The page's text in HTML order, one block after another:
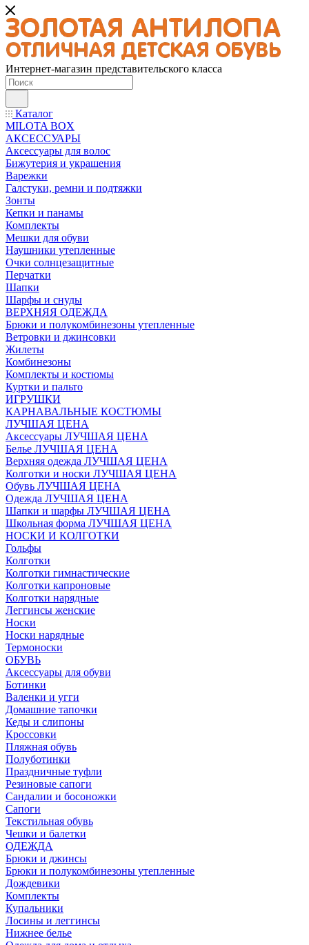
Интернет-магазин представительского класса
Каталог
MILOTA BOX
АКСЕССУАРЫ
Аксессуары для волос
Бижутерия и украшения
Варежки
Галстуки, ремни и подтяжки
Зонты
Кепки и панамы
Комплекты
Мешки для обуви
Наушники утепленные
Очки солнцезащитные
Перчатки
Шапки
Шарфы и снуды
ВЕРХНЯЯ ОДЕЖДА
Брюки и полукомбинезоны утепленные
Ветровки и джинсовки
Жилеты
Комбинезоны
Комплекты и костюмы
Куртки и пальто
ИГРУШКИ
КАРНАВАЛЬНЫЕ КОСТЮМЫ
ЛУЧШАЯ ЦЕНА
Аксессуары ЛУЧШАЯ ЦЕНА
Белье ЛУЧШАЯ ЦЕНА
Верхняя одежда ЛУЧШАЯ ЦЕНА
Колготки и носки ЛУЧШАЯ ЦЕНА
Обувь ЛУЧШАЯ ЦЕНА
Одежда ЛУЧШАЯ ЦЕНА
Шапки и шарфы ЛУЧШАЯ ЦЕНА
Школьная форма ЛУЧШАЯ ЦЕНА
НОСКИ И КОЛГОТКИ
Гольфы
Колготки
Колготки гимнастические
Колготки капроновые
Колготки нарядные
Леггинсы женские
Носки
Носки нарядные
Термоноски
ОБУВЬ
Аксессуары для обуви
Ботинки
Валенки и угги
Домашние тапочки
Кеды и слипоны
Кроссовки
Пляжная обувь
Полуботинки
Праздничные туфли
Резиновые сапоги
Сандалии и босоножки
Сапоги
Текстильная обувь
Чешки и балетки
ОДЕЖДА
Брюки и джинсы
Брюки и полукомбинезоны утепленные
Дождевики
Комплекты
Купальники
Лосины и леггинсы
Нижнее белье